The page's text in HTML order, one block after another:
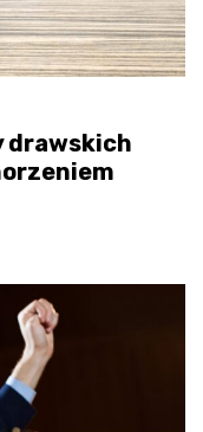
drawskich